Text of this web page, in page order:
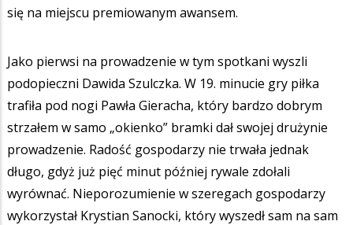
się na miejscu premiowanym awansem.
Jako pierwsi na prowadzenie w tym spotkani wyszli
podopieczni Dawida Szulczka. W 19. minucie gry piłka
trafiła pod nogi Pawła Gieracha, który bardzo dobrym
strzałem w samo „okienko” bramki dał swojej drużynie
prowadzenie. Radość gospodarzy nie trwała jednak
długo, gdyż już pięć minut później rywale zdołali
wyrównać. Nieporozumienie w szeregach gospodarzy
wykorzystał Krystian Sanocki, który wyszedł sam na sam